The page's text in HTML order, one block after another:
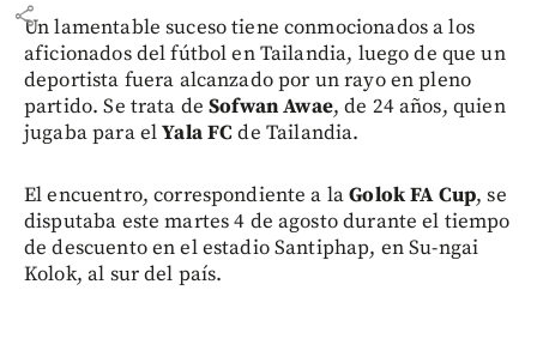
shareUn lamentable suceso tiene conmocionados a los
aficionados del fútbol en Tailandia, luego de que un
deportista fuera alcanzado por un rayo en pleno
partido. Se trata deSofwan Awae, de 24 años, quien
jugaba para elYala FC de Tailandia.
El encuentro, correspondiente a laGolok FA Cup, se
disputaba este martes 4 de agosto durante el tiempo
de descuento en el estadio Santiphap, en Su-ngai
Kolok, al sur del país.